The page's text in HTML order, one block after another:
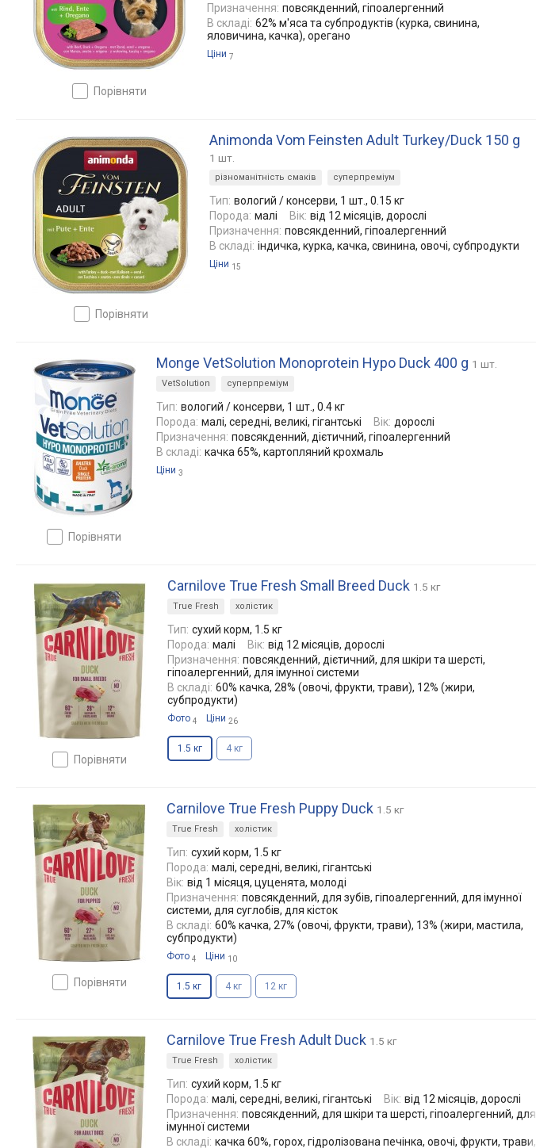
порівняти
Призначення: повсякденний, гіпоалергенний
В складі: 62% м'яса та субпродуктів (курка, свинина,
яловичина, качка), орегано
Ціни 7
порівняти
Animonda Vom Feinsten Adult Turkey/Duck 150 g
1 шт.
різноманітність смаків суперпреміум
Тип: вологий / консерви, 1 шт., 0.15 кг
Порода: малі Вік: від 12 місяців, дорослі
Призначення: повсякденний, гіпоалергенний
В складі: індичка, курка, качка, свинина, овочі, субпродукти
Ціни 15
порівняти
Monge VetSolution Monoprotein Hypo Duck 400 g 1 шт.
VetSolution суперпреміум
Тип: вологий / консерви, 1 шт., 0.4 кг
Порода: малі, середні, великі, гігантські Вік: дорослі
Призначення: повсякденний, дієтичний, гіпоалергенний
В складі: качка 65%, картопляний крохмаль
Ціни 3
порівняти
Carnilove True Fresh Small Breed Duck 1.5 кг
True Fresh холістик
Тип: сухий корм, 1.5 кг
Порода: малі Вік: від 12 місяців, дорослі
Призначення: повсякденний, дієтичний, для шкіри та шерсті,
гіпоалергенний, для імунної системи
В складі: 60% качка, 28% (овочі, фрукти, трави), 12% (жири,
субпродукти)
Фото 4 Ціни 26
1.5 кг 4 кг
порівняти
Carnilove True Fresh Puppy Duck 1.5 кг
True Fresh холістик
Тип: сухий корм, 1.5 кг
Порода: малі, середні, великі, гігантські
Вік: від 1 місяця, цуценята, молоді
Призначення: повсякденний, для зубів, гіпоалергенний, для імунної
системи, для суглобів, для кісток
В складі: 60% качка, 27% (овочі, фрукти, трави), 13% (жири, мастила,
субпродукти)
Фото 4 Ціни 10
1.5 кг 4 кг 12 кг
Carnilove True Fresh Adult Duck 1.5 кг
True Fresh холістик
Тип: сухий корм, 1.5 кг
Порода: малі, середні, великі, гігантські Вік: від 12 місяців, дорослі
Призначення: повсякденний, для шкіри та шерсті, гіпоалергенний, для
імунної системи
В складі: качка 60%, горох, гідролізована печінка, овочі, фрукти, трави,